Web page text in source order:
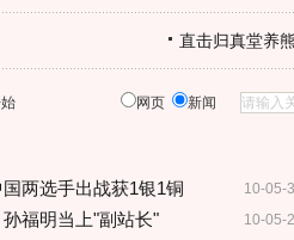
直击归真堂养
网页 新闻
10-05-
两选手出战获1银1铜
10-05-
福明当上"副站长"